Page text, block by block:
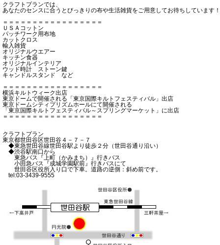
クラフトプランでは、
あなたのセンスに合うとびっきりの布や生活雑貨をご用意してお待ちしています！
＝＝＝＝＝＝＝＝＝＝＝＝＝＝＝＝＝
ＵＳＡコットン
パッチワーク用布地
カットクロス
輸入雑貨
オリジナルウエアー
キッチン食器
オリジナルインテリア
ウッド時計 ストーン鍵
キャンドルスタンド など
＝＝＝＝＝＝＝＝＝＝＝＝＝＝＝＝＝
横浜キルトウィーク出店
東京ドームで開催される「東京国際キルトフェスティバル」出店
東京ドームシティプリズムホールにて開催される
「東京国際キルトフェスティバル～スプリングマーケット」に出店
＝＝＝＝＝＝＝＝＝＝＝＝＝＝＝＝＝
クラフトプラン
東京都世田谷区世田谷４－７－７
◆東急世田谷線世田谷駅より徒歩２分（世田谷通り沿い）
◆渋谷駅南口から
東急バス『上町（かみまち）』行きバス
小田急バス『成城学園駅前』行きバスにて
世田谷区役所入り口で下車。道路の逆側：斜め前です。
tel:03-3439-9555